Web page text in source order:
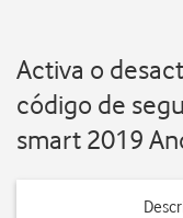
Activa o
código de
smart 2019